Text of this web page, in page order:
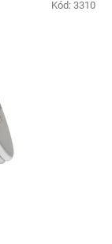
Kód: 3310